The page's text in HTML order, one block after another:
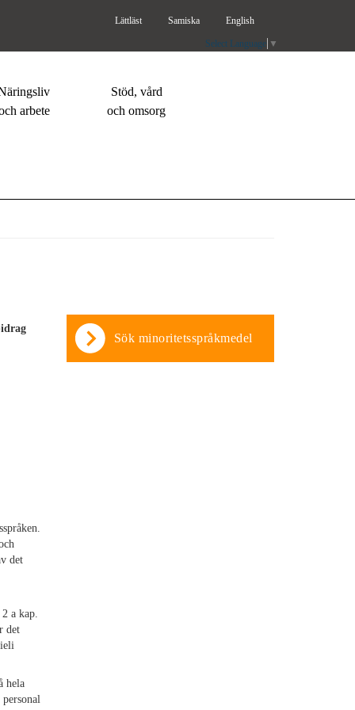
Lättläst Samiska English
Select Language ▼
arbete
Stöd, vård
och omsorg
det
a kap.
det
hela
Sök minoritetsspråkmedel